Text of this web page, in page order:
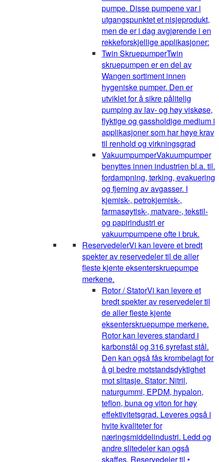
pumpe. Disse pumpene var i
utgangspunktet et nisjeprodukt,
men de er i dag avgjørende i en
rekkeforskjellige applikasjoner:
Twin SkruepumperTwin
skruepumpen er en del av
Wangen sortiment innen
hygeniske pumper. Den er
utviklet for å sikre pålitelig
pumping av lav- og høy viskøse,
flyktige og gassholdige medium i
applikasjoner som har høye krav
til renhold og virkningsgrad
VakuumpumperVakuumpumper
benyttes innen industrien bl.a. til.
fordampning, tørking, evakuering
og fjerning av avgasser. I
kjemisk-, petrokjemisk-,
farmasøytisk-, matvare-, tekstil-
og papirindustri er
vakuumpumpene ofte i bruk.
ReservedelerVi kan levere et bredt
spekter av reservedeler til de aller
fleste kjente eksenterskruepumpe
merkene.
Rotor / StatorVi kan levere et
bredt spekter av reservedeler til
de aller fleste kjente
eksenterskruepumpe merkene.
Rotor kan leveres standard i
karbonstål og 316 syrefast stål.
Den kan også fås krombelagt for
å gi bedre motstandsdyktighet
mot slitasje. Stator: Nitril,
naturgummi, EPDM, hypalon,
teflon, buna og viton for høy
effektivitetsgrad. Leveres også i
hvite kvaliteter for
næringsmiddelindustri. Ledd og
andre slitedeler kan også
skaffes. Reservedeler til •